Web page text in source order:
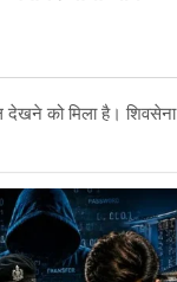
देखने को मिला है। शिवसेना